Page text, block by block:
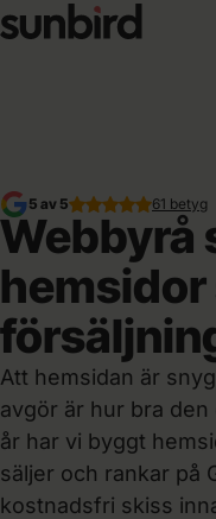
5 av 5 61 betyg
Webbyrå
hemsidor
Att hemsidan är
avgör är hur bra
år har vi byggt
säljer och rankar på
kostnadsfri skiss